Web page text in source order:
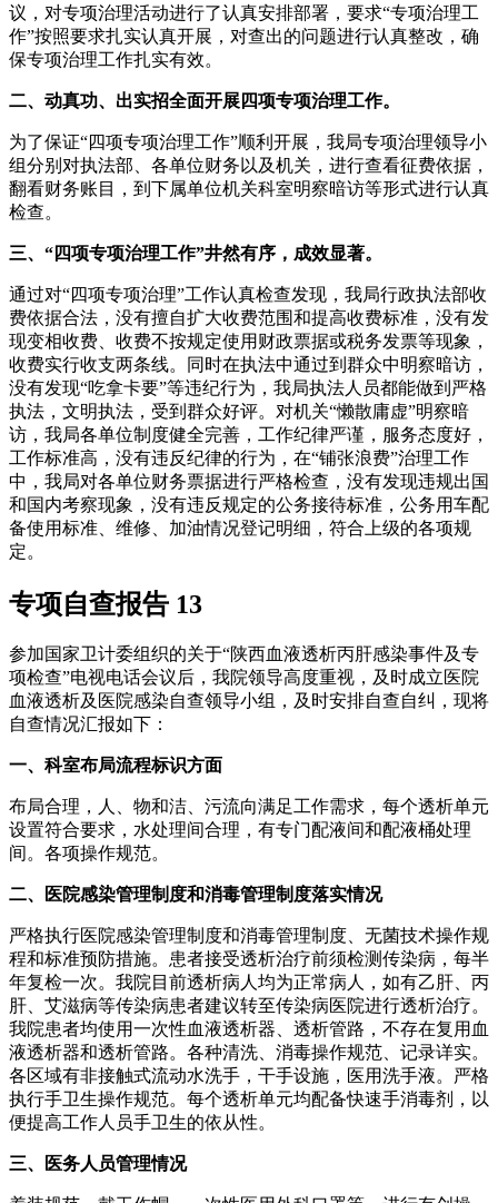
议，对专项治理活动进行了认真安排部署，要求“专项治理工
作”按照要求扎实认真开展，对查出的问题进行认真整改，确
保专项治理工作扎实有效。
二、动真功、出实招全面开展四项专项治理工作。
为了保证“四项专项治理工作”顺利开展，我局专项治理领导小
组分别对执法部、各单位财务以及机关，进行查看征费依据，
翻看财务账目，到下属单位机关科室明察暗访等形式进行认真
检查。
三、“四项专项治理工作”井然有序，成效显著。
通过对“四项专项治理”工作认真检查发现，我局行政执法部收
费依据合法，没有擅自扩大收费范围和提高收费标准，没有发
现变相收费、收费不按规定使用财政票据或税务发票等现象，
收费实行收支两条线。同时在执法中通过到群众中明察暗访，
没有发现“吃拿卡要”等违纪行为，我局执法人员都能做到严格
执法，文明执法，受到群众好评。对机关“懒散庸虚”明察暗
访，我局各单位制度健全完善，工作纪律严谨，服务态度好，
工作标准高，没有违反纪律的行为，在“铺张浪费”治理工作
中，我局对各单位财务票据进行严格检查，没有发现违规出国
和国内考察现象，没有违反规定的公务接待标准，公务用车配
备使用标准、维修、加油情况登记明细，符合上级的各项规
定。
专项自查报告 13
参加国家卫计委组织的关于“陕西血液透析丙肝感染事件及专
项检查”电视电话会议后，我院领导高度重视，及时成立医院
血液透析及医院感染自查领导小组，及时安排自查自纠，现将
自查情况汇报如下：
一、科室布局流程标识方面
布局合理，人、物和洁、污流向满足工作需求，每个透析单元
设置符合要求，水处理间合理，有专门配液间和配液桶处理
间。各项操作规范。
二、医院感染管理制度和消毒管理制度落实情况
严格执行医院感染管理制度和消毒管理制度、无菌技术操作规
程和标准预防措施。患者接受透析治疗前须检测传染病，每半
年复检一次。我院目前透析病人均为正常病人，如有乙肝、丙
肝、艾滋病等传染病患者建议转至传染病医院进行透析治疗。
我院患者均使用一次性血液透析器、透析管路，不存在复用血
液透析器和透析管路。各种清洗、消毒操作规范、记录详实。
各区域有非接触式流动水洗手，干手设施，医用洗手液。严格
执行手卫生操作规范。每个透析单元均配备快速手消毒剂，以
便提高工作人员手卫生的依从性。
三、医务人员管理情况